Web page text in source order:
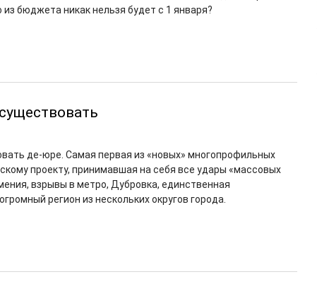
бюджета никак нельзя будет с 1 января?
де-юре. Самая первая из «новых» многопрофильных
проекту, принимавшая на себя все удары «массовых
взрывы в метро, Дубровка, единственная
регион из нескольких округов города.